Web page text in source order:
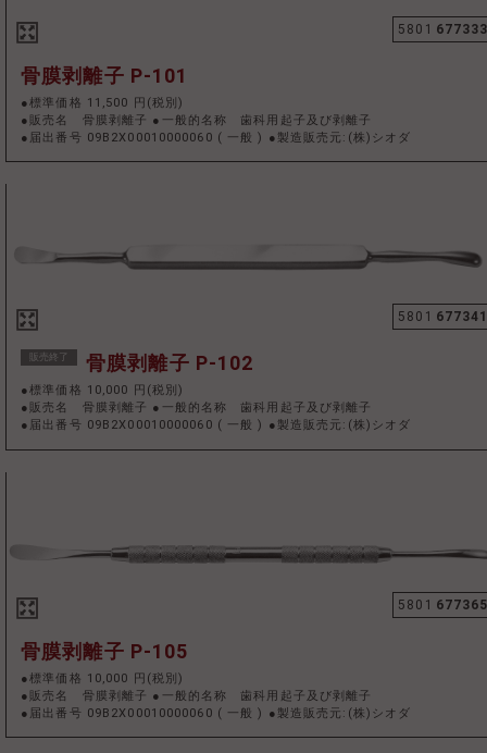
5801
骨膜剥離子 P-101
●標準価格 11,500 円(税別)
●販売名 骨膜剥離子 ●一般的名称 歯科用起子及び剥離子
●届出番号 09B2X00010000060 ( 一般) ●製造販売元:(株)シオダ
5801
販売終了 骨膜剥離子 P-102
●標準価格 10,000 円(税別)
●販売名 骨膜剥離子 ●一般的名称 歯科用起子及び剥離子
●届出番号 09B2X00010000060 ( 一般 ) ●製造販売元:(株)シオダ
5801
骨膜剥離子 P-105
●標準価格 10,000 円(税別)
●販売名 骨膜剥離子 ●一般的名称 歯科用起子及び剥離子
●届出番号 09B2X00010000060 ( 一般) ●製造販売元:(株)シオダ